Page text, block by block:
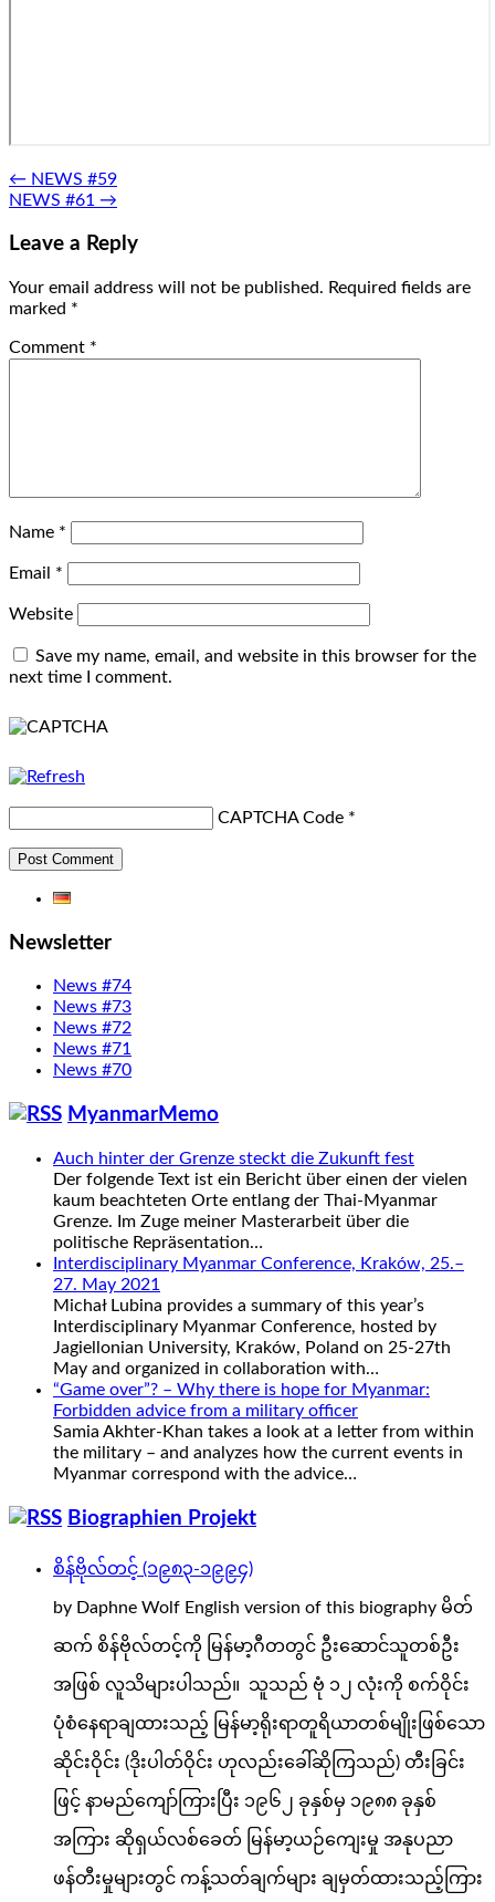
Post
navigation
← NEWS #59
NEWS #61 →
Leave a Reply
Your email address will not be published. Required fields are
marked *
Comment *
Name *
Email *
Website
Save my name, email, and website in this browser for the
next time I comment.
CAPTCHA Code *
Newsletter
News #74
News #73
News #72
News #71
News #70
MyanmarMemo
Auch hinter der Grenze steckt die Zukunft fest
Der folgende Text ist ein Bericht über einen der vielen
kaum beachteten Orte entlang der Thai-Myanmar
Grenze. Im Zuge meiner Masterarbeit über die
politische Repräsentation…
Interdisciplinary Myanmar Conference, Kraków, 25.–
27. May 2021
Michał Lubina provides a summary of this year’s
Interdisciplinary Myanmar Conference, hosted by
Jagiellonian University, Kraków, Poland on 25-27th
May and organized in collaboration with…
“Game over”? – Why there is hope for Myanmar:
Forbidden advice from a military officer
Samia Akhter-Khan takes a look at a letter from within
the military – and analyzes how the current events in
Myanmar correspond with the advice…
Biographien Projekt
စိန်ဗိုလ်တင့် (၁၉၈၃-၁၉၉၄)
by Daphne Wolf English version of this biography မိတ်
ဆက် စိန်ဗိုလ်တင့်ကို မြန်မာ့ဂီတတွင် ဦးဆောင်သူတစ်ဦး
အဖြစ် လူသိများပါသည်။ သူသည် ဗုံ ၁၂ လုံးကို စက်ဝိုင်း
ပုံစံနေရာချထားသည့် မြန်မာ့ရိုးရာတူရိယာတစ်မျိုးဖြစ်သော
ဆိုင်းဝိုင်း (ဒိုးပါတ်ဝိုင်း ဟုလည်းခေါ်ဆိုကြသည်) တီးခြင်း
ဖြင့် နာမည်ကျော်ကြားပြီး ၁၉၆၂ ခုနှစ်မှ ၁၉၈၈ ခုနှစ်
အကြား ဆိုရှယ်လစ်ခေတ် မြန်မာ့ယဉ်ကျေးမှု အနုပညာ
ဖန်တီးမှုများတွင် ကန့်သတ်ချက်များ ချမှတ်ထားသည့်ကြား